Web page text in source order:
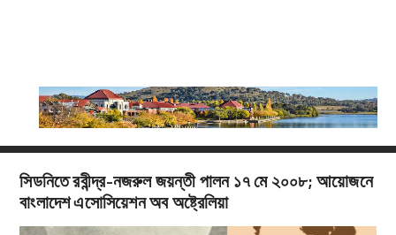
সিডনিতে রবীন্দ্র-নজরুল জয়ন্তী পালন ১৭ মে ২০০৮; আয়োজনে
বাংলাদেশ এসোসিয়েশন অব অষ্ট্রেলিয়া